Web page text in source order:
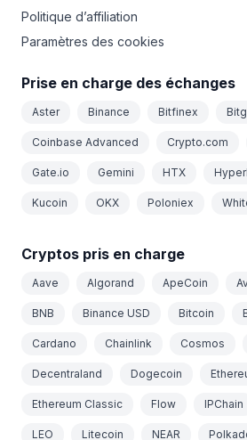
Politique d’affiliation
Paramètres des cookies
Prise en charge des échanges
Aster Binance Bitfinex
Coinbase Advanced Crypto.com
Gate.io Gemini HTX
Kucoin OKX Poloniex
Cryptos pris en charge
Aave Algorand ApeCoin
BNB Binance USD Bitcoin
Cardano Chainlink Cosmos
Decentraland Dogecoin
Ethereum Classic Flow IPChain
LEO Litecoin NEAR